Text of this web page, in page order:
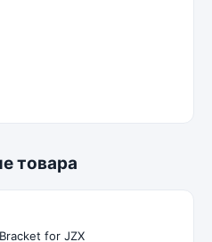
товара
for JZX